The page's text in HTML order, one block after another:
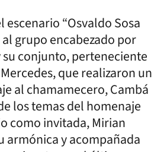
escenario “Osvaldo Sosa
grupo encabezado por
conjunto, perteneciente
que realizaron un
al chamamecero, Cambá
los temas del homenaje
como invitada, Mirian
armónica y acompañada